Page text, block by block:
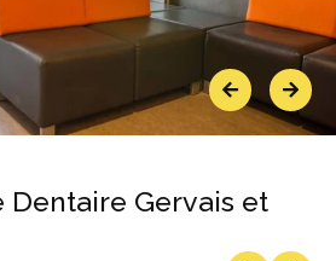
PreviousNext
Dentaire Gervais et